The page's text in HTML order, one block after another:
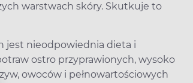
warstwach skóry. Skutkuje to
jest nieodpowiednia dieta i
ostro przyprawionych, wysoko
owoców i pełnowartościowych